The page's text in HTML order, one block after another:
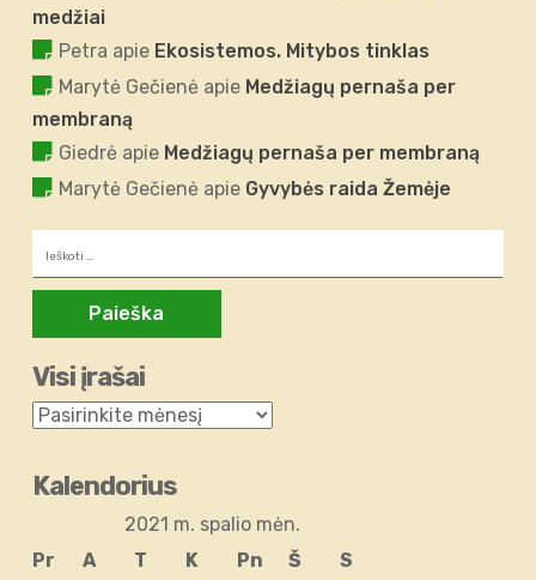
medžiai
Petra apie Ekosistemos. Mitybos tinklas
Marytė Gečienė apie Medžiagų pernaša per
membraną
Giedrė apie Medžiagų pernaša per membraną
Marytė Gečienė apie Gyvybės raida Žemėje
Visi įrašai
Kalendorius
2021 m. spalio mėn.
Pr
A T K Pn Š S